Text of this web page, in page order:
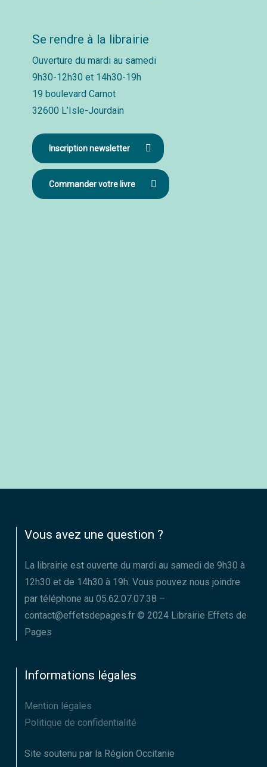
Se rendre à la librairie
Ouverture du mardi au samedi
9h30-12h30 et 14h30-19h
19 boulevard Carnot
32600 L’Isle-Jourdain
Inscription newsletter
Commander votre livre
Vous avez une question ?
La librairie est ouverte du mardi au samedi de 9h30 à
12h30 et de 14h30 à 19h. Vous pouvez nous joindre
par téléphone au 05.62.07.07.38 –
contact@effetsdepages.fr © 2024 Librairie Effets de
Pages
Informations légales
Mention légales
Politique de confidentialité
Site soutenu par la Région Occitanie